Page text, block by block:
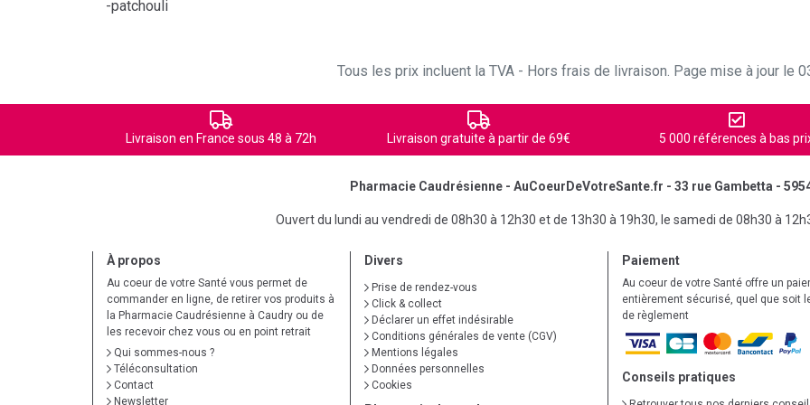
-patchouli
Tous les prix incluent la TVA - Hors frais de livraison. Page mise à jour le
Livraison en France sous 48 à 72h Livraison gratuite à partir de 69€ 5 000 références à bas
Pharmacie Caudrésienne - AuCoeurDeVotreSante.fr - 33 rue Gambetta -
Ouvert du lundi au vendredi de 08h30 à 12h30 et de 13h30 à 19h30, le samedi de 08h30 à
À propos
Au coeur de votre Santé vous permet de
commander en ligne, de retirer vos produits à
la Pharmacie Caudrésienne à Caudry ou de
les recevoir chez vous ou en point retrait
Qui sommes-nous ?
Téléconsultation
Contact
Newsletter
Divers
Prise de rendez-vous
Click & collect
Déclarer un effet indésirable
Conditions générales de vente (CGV)
Mentions légales
Données personnelles
Cookies
Paiement
Au coeur de votre Santé offre un
entièrement sécurisé, quel que soit
de règlement
Conseils pratiques